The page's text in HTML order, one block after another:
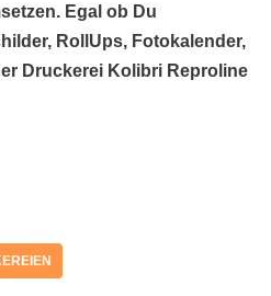
Egal ob Du
RollUps, Fotokalender,
Druckerei Kolibri Reproline